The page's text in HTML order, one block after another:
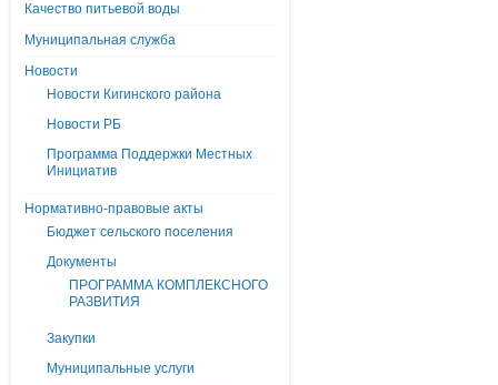
Качество питьевой воды
Муниципальная служба
Новости
Новости Кигинского района
Новости РБ
Программа Поддержки Местных
Инициатив
Нормативно-правовые акты
Бюджет сельского поселения
Документы
ПРОГРАММА КОМПЛЕКСНОГО
РАЗВИТИЯ
Закупки
Муниципальные услуги